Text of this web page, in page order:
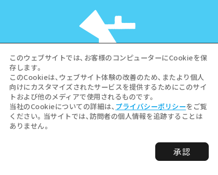
©Hiroshima Tourism Association /
Hiroshima Prefecture / Hiroshima City .
All rights reserved
このウェブサイトでは、お客様のコンピューターにCookieを保
存します。
このCookieは、ウェブサイト体験の改善のため、またより個人
向けにカスタマイズされたサービスを提供するためにこのサイ
トおよび他のメディアで使用されるものです。
当社のCookieについての詳細は、 プライバシーポリシーをご覧
ください。当サイトでは、訪問者の個人情報を追跡することは
ありません。
承認